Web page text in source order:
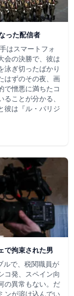
った配信者
はスマートフォ
会の決勝で、彼は
泳ぎ切ったばかり
はずのその夜、画
で憎悪に満ちたコ
ことが分かる、
彼は『ル・パリジ
で拘束された男
ルで、税関職員が
コ発、スペイン向
の異常もない。だ
ンが溶け込んでい